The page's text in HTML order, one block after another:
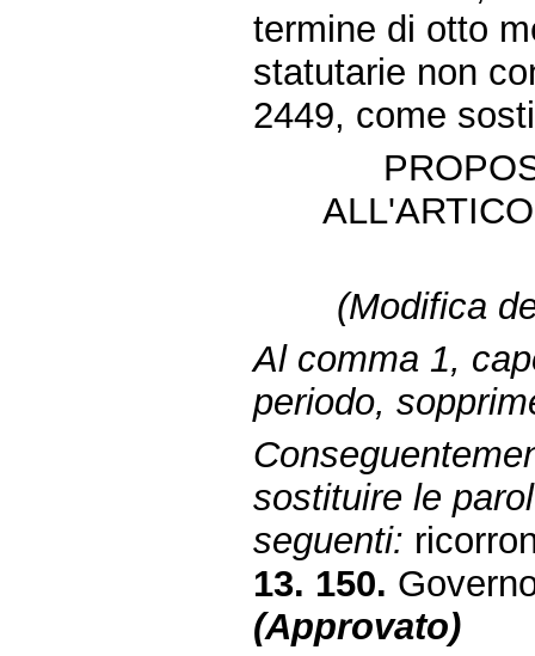
termine di otto
statutarie non
2449, come
(Modifica
Al comma 1,
periodo,
sostituire le
seguenti:
13. 150.
(Approvato)